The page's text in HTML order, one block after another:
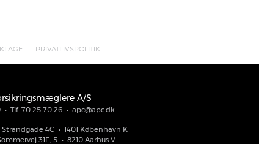
KLAGE PRIVATLIVSPOLITIK
A/S
Tlf. 70 25 70 26 apc@apc.dk
Strandgade 4C
1401 København K
31E, 5 8210 Aarhus V